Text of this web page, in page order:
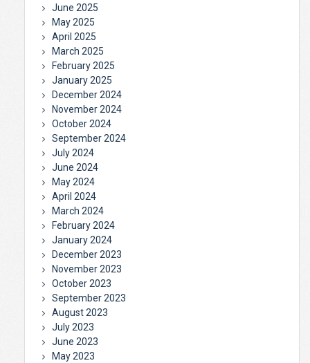
June 2025
May 2025
April 2025
March 2025
February 2025
January 2025
December 2024
November 2024
October 2024
September 2024
July 2024
June 2024
May 2024
April 2024
March 2024
February 2024
January 2024
December 2023
November 2023
October 2023
September 2023
August 2023
July 2023
June 2023
May 2023